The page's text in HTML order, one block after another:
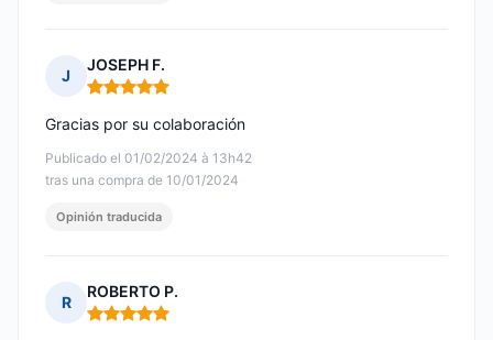
J
JOSEPH F.
Nota: 5 de 5
Publicado el 01/02/2024 à 13h42
tras una compra de 10/01/2024
Gracias por su colaboración
Opinión traducida
R
ROBERTO P.
Nota: 5 de 5